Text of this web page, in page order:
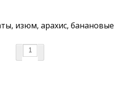
изюм, арахис, банановые